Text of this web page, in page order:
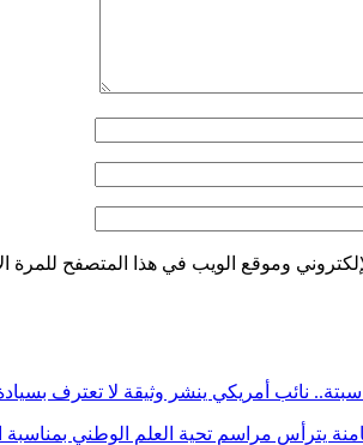
وموقع الويب في هذا المتصفح للمرة
نائب أمريكي ينشر وثيقة لا تعترف
يترأس مراسم تحية العلم الوطني